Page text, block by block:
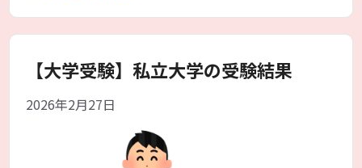
リ
【大学受験】私立大学の受験結果
2026年2月27日